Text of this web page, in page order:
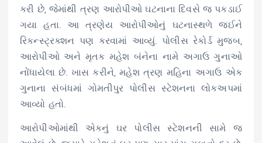
કરી છે, જેમાંથી ત્રણ આરોપીઓ ઘટનાના દિવસે જ પકડાઈ
ગયા હતા. આ ત્રણેય આરોપીઓનું ઘટનાસ્થળે જઈને
રિકન્સ્ટ્રક્શન પણ કરવામાં આવ્યું. પોલીસ રેકોર્ડ મુજબ,
આરોપીઓ અને મૃતક મહેશ બંનેના નામે અગાઉ ગુનાઓ
નોંધાયેલા છે. ખાસ કરીને, મહેશ ત્રણ મહિના અગાઉ એક
ગુનાના સંબંધમાં ગોમતીપુર પોલીસ સ્ટેશનના લોકઅપમાં
આવ્યો હતો.
આરોપીઓમાંથી એકનું ઘર પોલીસ સ્ટેશનની સામે જ